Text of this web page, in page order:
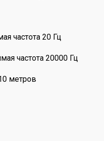
частота 20 Гц
частота 20000 Гц
метров